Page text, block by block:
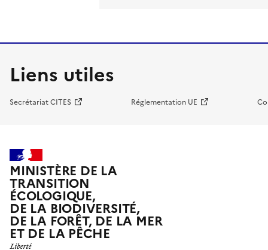
Liens utiles
Secrétariat CITES Réglementation UE
MINISTÈRE DE LA
TRANSITION
ÉCOLOGIQUE,
DE LA BIODIVERSITÉ,
DE LA FORÊT, DE LA MER
ET DE LA PÊCHE